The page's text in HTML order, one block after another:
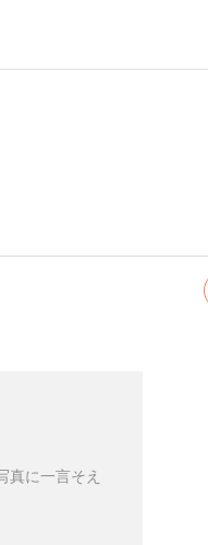
に一言そえ